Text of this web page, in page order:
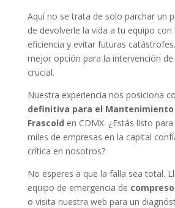
Aquí no se trata de solo parchar un
de devolverle la vida a tu equipo con
eficiencia y evitar futuras
mejor opción para la intervención
crucial.
Nuestra experiencia nos posiciona
definitiva para el
Frascold en CDMX. ¿Estás listo
miles de empresas en la capital
crítica en nosotros?
No esperes a que la falla sea total.
equipo de emergencia de
o visita nuestra web para un